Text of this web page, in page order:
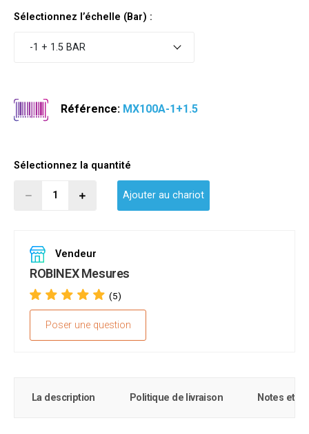
Sélectionnez l’échelle (Bar) :
-1 + 1.5 BAR
Référence: MX100A-1+1.5
Sélectionnez la quantité
Ajouter au chariot
Vendeur
ROBINEX Mesures
(5)
Poser une question
La description Politique de livraison Notes et